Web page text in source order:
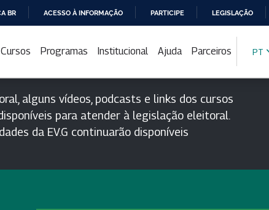
PARA
CONTEÚDO
BR ACESSO À INFORMAÇÃO PARTICIPE LEGISLAÇÃO
Cursos Programas Institucional Ajuda Parceiros PT
alguns vídeos, podcasts e links dos cursos
para atender à legislação eleitoral.
da EV.G continuarão disponíveis